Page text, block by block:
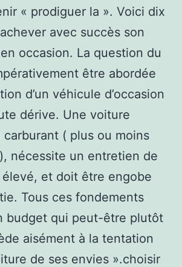
« prodiguer la ». Voici dix
avec succès son
occasion. La question du
être abordée
d’un véhicule d’occasion
dérive. Une voiture
carburant ( plus ou moins
nécessite un entretien de
et doit être engobe
Tous ces fondements
budget qui peut-être plutôt
aisément à la tentation
de ses envies ».choisir